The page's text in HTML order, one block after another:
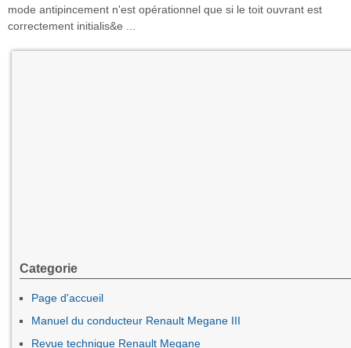
mode antipincement n'est opérationnel que si le toit ouvrant est
correctement initialis&e ...
Categorie
Page d'accueil
Manuel du conducteur Renault Megane III
Revue technique Renault Megane